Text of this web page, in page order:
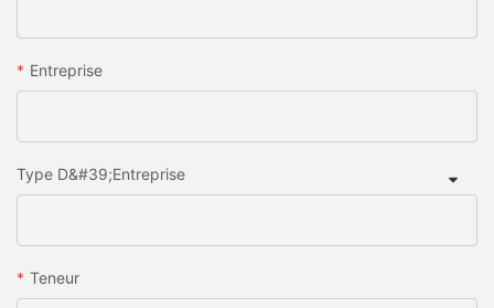
Entreprise
Type D&#39;entreprise
Teneur